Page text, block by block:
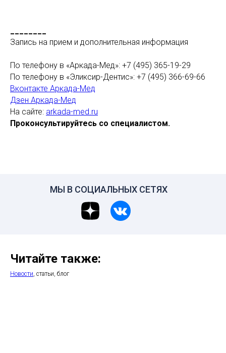
Запись на прием и дополнительная информация
По телефону в «Аркада-Мед»: +7 (495) 365-19-29
По телефону в «Эликсир-Дентис»: +7 (495) 366-69-66
Вконтакте Аркада-Мед
Дзен Аркада-Мед
На сайте: arkada-med.ru
Проконсультируйтесь со специалистом.
МЫ В СОЦИАЛЬНЫХ СЕТЯХ
Читайте также:
Новости, статьи, блог